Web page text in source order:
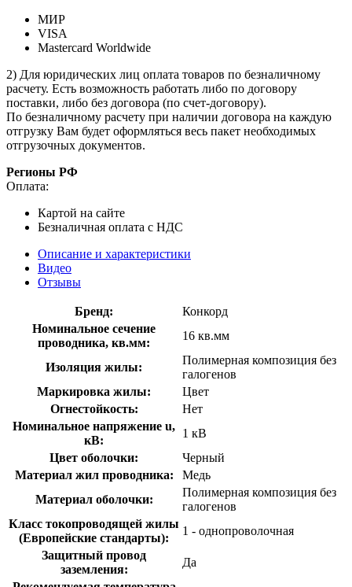
МИР
VISA
Mastercard Worldwide
2) Для юридических лиц оплата товаров по безналичному
расчету. Есть возможность работать либо по договору
поставки, либо без договора (по счет-договору).
По безналичному расчету при наличии договора на каждую
отгрузку Вам будет оформляться весь пакет необходимых
отгрузочных документов.
Регионы РФ
Оплата:
Картой на сайте
Безналичная оплата с НДС
Описание и характеристики
Видео
Отзывы
Бренд:
Конкорд
Номинальное сечение
проводника, кв.мм:
16 кв.мм
Изоляция жилы:
Полимерная композиция без
галогенов
Маркировка жилы:
Цвет
Огнестойкость:
Нет
Номинальное напряжение u,
кВ:
1 кВ
Цвет оболочки:
Черный
Материал жил проводника:
Медь
Материал оболочки:
Полимерная композиция без
галогенов
Класс токопроводящей жилы
(Европейские стандарты):
1 - однопроволочная
Защитный провод
заземления:
Да